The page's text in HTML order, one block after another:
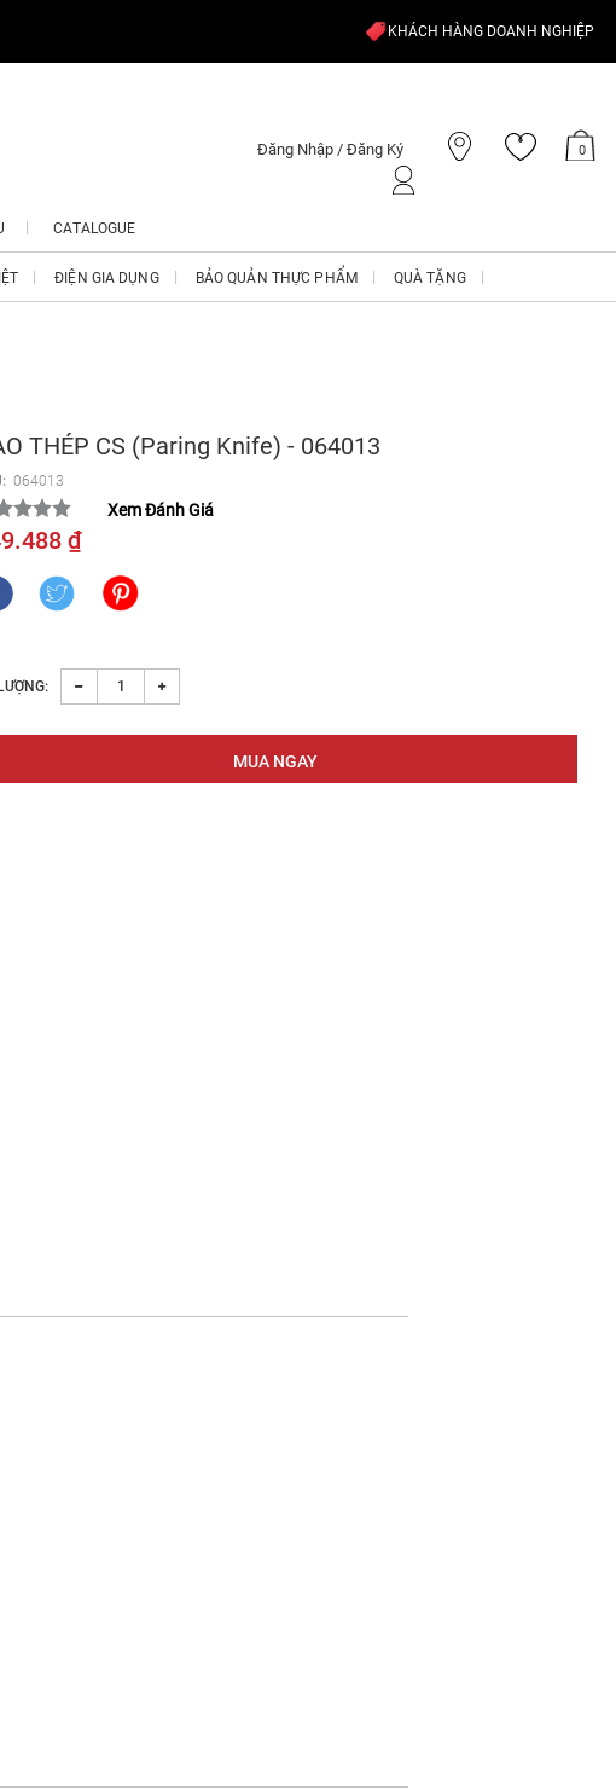
KHÁCH HÀNG DOANH NGHIỆP
Đăng Nhập / Đăng Ký 0
CATALOGUE
ĐIỆN GIA DỤNG BẢO QUẢN THỰC PHẨM QUÀ TẶNG
THÉP CS (Paring Knife) - 064013
064013
Xem Đánh Giá
₫